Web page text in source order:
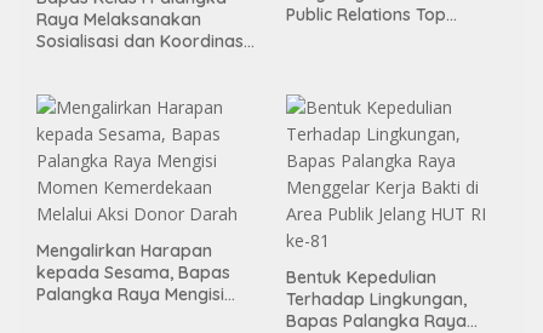
Raya Melaksanakan
Sosialisasi dan Koordinasi
Public Relations Top
Mengalirkan Harapan
kepada Sesama, Bapas
Palangka Raya Mengisi
Bentuk Kepedulian
Terhadap Lingkungan,
Bapas Palangka Raya